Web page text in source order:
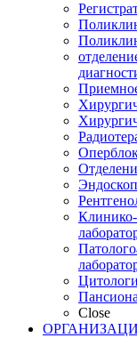
Close